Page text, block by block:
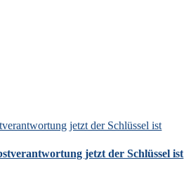
jetzt der Schlüssel ist
jetzt der Schlüssel ist